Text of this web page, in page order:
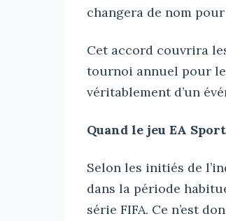
changera de nom
Cet accord couvrira
tournoi annuel pour
véritablement d’un
Quand le jeu EA
Selon les initiés de
dans la période
série FIFA. Ce n’est